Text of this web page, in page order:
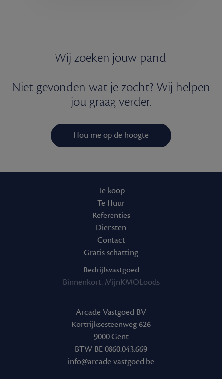
Wij zoeken jouw pand.
Niet gevonden wat je zocht? Wij helpen
jou graag verder.
Hou me op de hoogte
Te koop
Te Huur
Referenties
Diensten
Contact
Gratis schatting
Bedrijfsvastgoed
Binnenkort: MijnKMOLoods
Arcade Vastgoed BV
Kortrijksesteenweg 626
9000 Gent
BTW BE 0860.043.669
info@arcade-vastgoed.be